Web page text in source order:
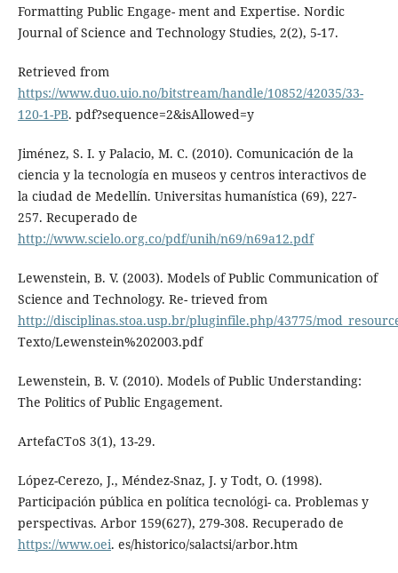
Formatting Public Engage- ment and Expertise. Nordic
Journal of Science and Technology Studies, 2(2), 5-17.
Retrieved from
https://www.duo.uio.no/bitstream/handle/10852/42035/33-
120-1-PB. pdf?sequence=2&isAllowed=y
Jiménez, S. I. y Palacio, M. C. (2010). Comunicación de la
ciencia y la tecnología en museos y centros interactivos de
la ciudad de Medellín. Universitas humanística (69), 227-
257. Recuperado de
http://www.scielo.org.co/pdf/unih/n69/n69a12.pdf
Lewenstein, B. V. (2003). Models of Public Communication of
Science and Technology. Re- trieved from
http://disciplinas.stoa.usp.br/pluginfile.php/43775/
Texto/Lewenstein%202003.pdf
Lewenstein, B. V. (2010). Models of Public Understanding:
The Politics of Public Engagement.
ArtefaCToS 3(1), 13-29.
López-Cerezo, J., Méndez-Snaz, J. y Todt, O. (1998).
Participación pública en política tecnológi- ca. Problemas y
perspectivas. Arbor 159(627), 279-308. Recuperado de
https://www.oei. es/historico/salactsi/arbor.htm